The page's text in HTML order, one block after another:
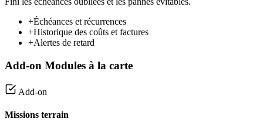
+Échéances et récurrences
+Historique des coûts et factures
+Alertes de retard
Add-on Modules à la carte
Add-on
Missions terrain